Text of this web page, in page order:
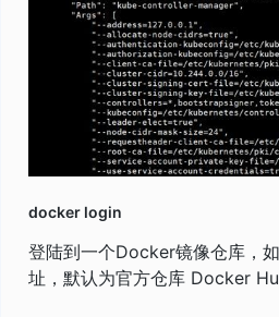
docker login
登陆到一个Docker镜像仓库，
址，默认为官方仓库 Docker